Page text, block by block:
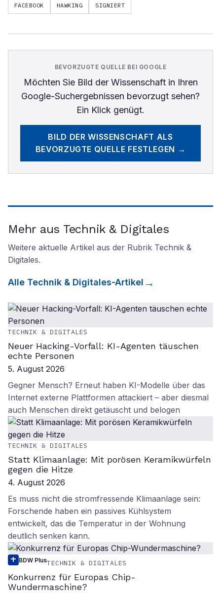
FACEBOOK HAWKING SIGNIERT
BEVORZUGTE QUELLE BEI GOOGLE
Möchten Sie Bild der Wissenschaftin Ihren
Google-Suchergebnissen bevorzugt sehen?
Ein Klick genügt.
BILD DER WISSENSCHAFT ALS
BEVORZUGTE QUELLE FESTLEGEN →
Mehr aus Technik & Digitales
Weitere aktuelle Artikel aus der Rubrik Technik &
Digitales.
Alle Technik & Digitales-Artikel
TECHNIK & DIGITALES
Neuer Hacking-Vorfall: KI-Agenten täuschen
echte Personen
5. August 2026
Gegner Mensch? Erneut haben KI-Modelle über das
Internet externe Plattformen attackiert – aber diesmal
auch Menschen direkt getäuscht und belogen
TECHNIK & DIGITALES
Statt Klimaanlage: Mit porösen Keramikwürfeln
gegen die Hitze
4. August 2026
Es muss nicht die stromfressende Klimaanlage sein:
Forschende haben ein passives Kühlsystem
entwickelt, das die Temperatur in der Wohnung
deutlich senken kann.
BDW PlusTECHNIK & DIGITALES
Konkurrenz für Europas Chip-
Wundermaschine?